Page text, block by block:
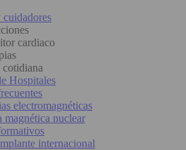
cuidadores
cardiaco
Hospitales
electromagnéticas
magnética nuclear
internacional